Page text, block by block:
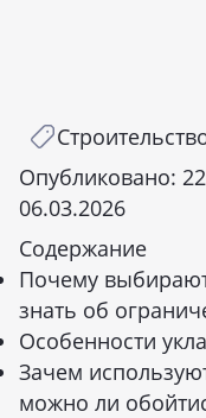
Опубликовано:
06.03.2026
Содержание
Почему
знать об
Особенности
Зачем
можно ли